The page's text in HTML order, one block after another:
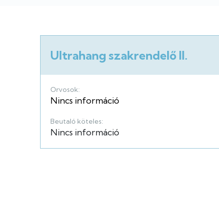
Ultrahang szakrendelő II.
Orvosok:
Nincs információ
Beutaló köteles:
Nincs információ